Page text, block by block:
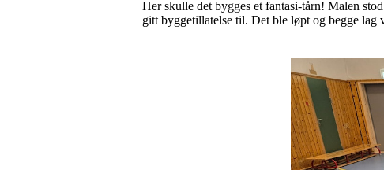
Her skulle det bygges et fantasi-tårn! Malen
gitt byggetillatelse til. Det ble løpt og begge